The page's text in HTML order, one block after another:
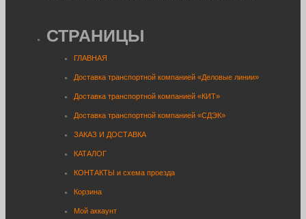
СТРАНИЦЫ
ГЛАВНАЯ
Доставка транспортной компанией «Деловые линии»
Доставка транспортной компанией «КИТ»
Доставка транспортной компанией «СДЭК»
ЗАКАЗ И ДОСТАВКА
КАТАЛОГ
КОНТАКТЫ и схема проезда
Корзина
Мой аккаунт